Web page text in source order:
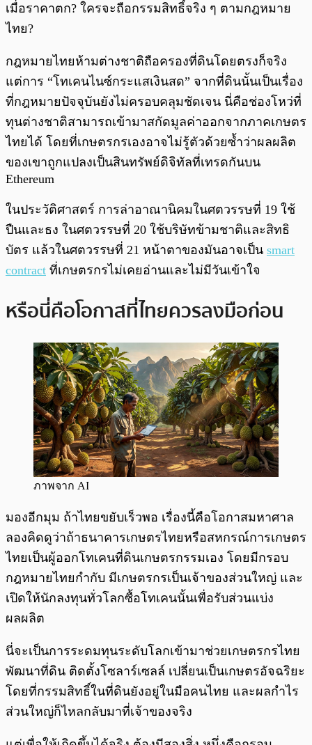
เมื่อราคาตก? ใครจะถือกรรมสิทธิ์จริง ๆ ตามกฎหมาย
ไทย?
กฎหมายไทยห้ามต่างชาติถือครองที่ดินโดยตรงก็จริง
แต่การ “โทเคนไนซ์กระแสเงินสด” จากที่ดินนั้นเป็นเรื่อง
ที่กฎหมายปัจจุบันยังไม่ครอบคลุมชัดเจน นี่คือช่องโหว่ที่
ทุนต่างชาติสามารถเข้ามาสกัดมูลค่าออกจากภาคเกษตร
ไทยได้ โดยที่เกษตรกรเองอาจไม่รู้ตัวด้วยซ้ำว่าผลผลิต
ของเขาถูกแปลงเป็นสินทรัพย์ดิจิทัลที่เทรดกันบน
Ethereum
ในประวัติศาสตร์ การล่าอาณานิคมในศตวรรษที่ 19 ใช้
ปืนและธง ในศตวรรษที่ 20 ใช้บริษัทข้ามชาติและสิทธิ
บัตร แล้วในศตวรรษที่ 21 หน้าตาของมันอาจเป็น smart
contract ที่เกษตรกรไม่เคยอ่านและไม่มีวันเข้าใจ
หรือนี่คือโอกาสที่ไทยควรลงมือก่อน
ภาพจาก AI
มองอีกมุม ถ้าไทยขยับเร็วพอ เรื่องนี้คือโอกาสมหาศาล
ลองคิดดูว่าถ้าธนาคารเกษตรไทยหรือสหกรณ์การเกษตร
ไทยเป็นผู้ออกโทเคนที่ดินเกษตรกรรมเอง โดยมีกรอบ
กฎหมายไทยกำกับ มีเกษตรกรเป็นเจ้าของส่วนใหญ่ และ
เปิดให้นักลงทุนทั่วโลกซื้อโทเคนนั้นเพื่อรับส่วนแบ่ง
ผลผลิต
นี่จะเป็นการระดมทุนระดับโลกเข้ามาช่วยเกษตรกรไทย
พัฒนาที่ดิน ติดตั้งโซลาร์เซลล์ เปลี่ยนเป็นเกษตรอัจฉริยะ
โดยที่กรรมสิทธิ์ในที่ดินยังอยู่ในมือคนไทย และผลกำไร
ส่วนใหญ่ก็ไหลกลับมาที่เจ้าของจริง